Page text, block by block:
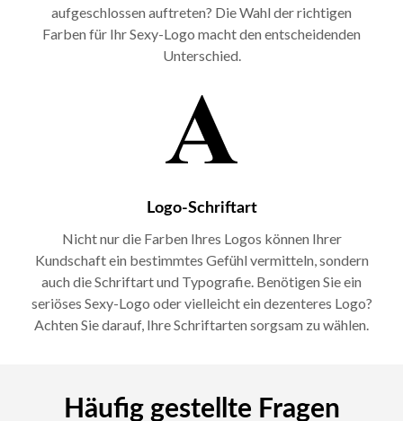
aufgeschlossen auftreten? Die Wahl der richtigen
Farben für Ihr Sexy-Logo macht den entscheidenden
Unterschied.
Logo-Schriftart
Nicht nur die Farben Ihres Logos können Ihrer
Kundschaft ein bestimmtes Gefühl vermitteln, sondern
auch die Schriftart und Typografie. Benötigen Sie ein
seriöses Sexy-Logo oder vielleicht ein dezenteres Logo?
Achten Sie darauf, Ihre Schriftarten sorgsam zu wählen.
Häufig gestellte Fragen